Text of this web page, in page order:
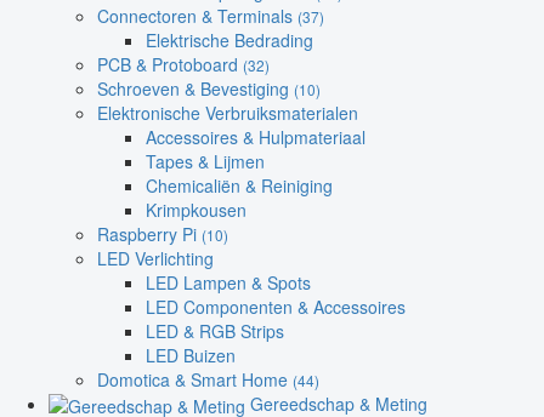
Connectoren & Terminals (37)
Elektrische Bedrading
PCB & Protoboard (32)
Schroeven & Bevestiging (10)
Elektronische Verbruiksmaterialen
Accessoires & Hulpmateriaal
Tapes & Lijmen
Chemicaliën & Reiniging
Krimpkousen
Raspberry Pi (10)
LED Verlichting
LED Lampen & Spots
LED Componenten & Accessoires
LED & RGB Strips
LED Buizen
Domotica & Smart Home (44)
Gereedschap & Meting